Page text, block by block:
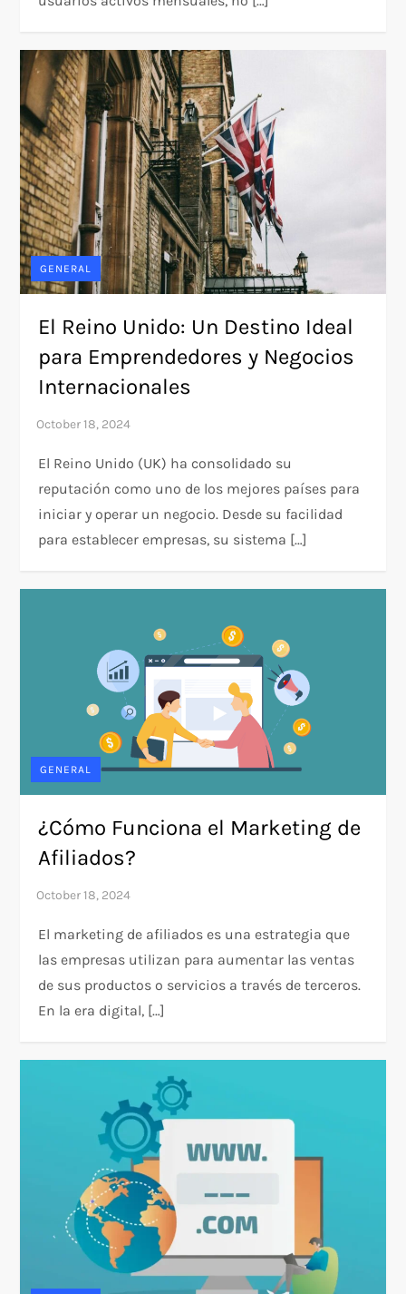
GENERAL
El Reino Unido: Un Destino Ideal
para Emprendedores y Negocios
Internacionales
El Reino Unido (UK) ha consolidado su
reputación como uno de los mejores países para
iniciar y operar un negocio. Desde su facilidad
para establecer empresas, su sistema […]
GENERAL
¿Cómo Funciona el Marketing de
Afiliados?
El marketing de afiliados es una estrategia que
las empresas utilizan para aumentar las ventas
de sus productos o servicios a través de terceros.
En la era digital, […]